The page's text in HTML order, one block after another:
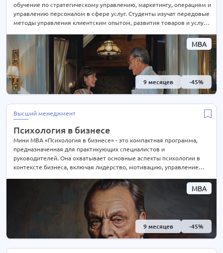
Управление проектами 4 курса
MBA
9 месяцев -45%
обучение по стратегическому управлению, маркетингу, операциям и
управлению персоналом в сфере услуг. Студенты изучат передовые
методы управления клиентским опытом, развития товаров и услуг,
себя обучение навыкам анализа и планирования деятельности в
условиях рыночной конкуренции. В результате обучения студенты
получат глубокие знания и компетенции для эффективного
управления в сфере услуг
MBA
9 месяцев -45%
Высший менеджмент
Психология в бизнесе
Мини MBA «Психология в бизнесе» - это компактная программа,
предназначенная для практикующих специалистов и
руководителей. Она охватывает основные аспекты психологии в
контексте бизнеса, включая лидерство, мотивацию, управление
углубляется в понимание поведенческих аспектов потребителей и
персонала, а также помогает развить навыки эмоционального
интеллекта, необходимые для успешного ведения бизнеса